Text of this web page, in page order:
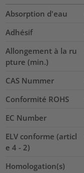
Absorption d'eau
Adhésif
Allongement à la ru
pture (min.)
CAS Nummer
Conformité ROHS
EC Number
ELV conforme (articl
e 4 - 2)
Homologation(s)